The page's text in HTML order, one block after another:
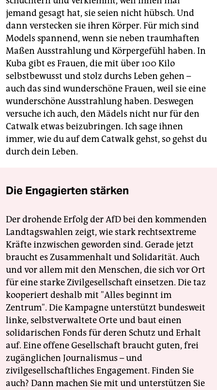
jemand gesagt hat, sie seien nicht hübsch. Und
dann verstecken sie ihren Körper. Für mich sind
Models spannend, wenn sie neben traumhaften
Maßen Ausstrahlung und Körpergefühl haben. In
Kuba gibt es Frauen, die mit über 100 Kilo
selbstbewusst und stolz durchs Leben gehen –
auch das sind wunderschöne Frauen, weil sie eine
wunderschöne Ausstrahlung haben. Deswegen
versuche ich auch, den Mädels nicht nur für den
Catwalk etwas beizubringen. Ich sage ihnen
immer, wie du auf dem Catwalk gehst, so gehst du
durch dein Leben.
Die Engagierten stärken
Der drohende Erfolg der AfD bei den kommenden
Landtagswahlen zeigt, wie stark rechtsextreme
Kräfte inzwischen geworden sind. Gerade jetzt
braucht es Zusammenhalt und Solidarität. Auch
und vor allem mit den Menschen, die sich vor Ort
für eine starke Zivilgesellschaft einsetzen. Die taz
kooperiert deshalb mit "Alles beginnt im
Zentrum". Die Kampagne unterstützt bundesweit
linke, selbstverwaltete Orte und baut einen
solidarischen Fonds für deren Schutz und Erhalt
auf. Eine offene Gesellschaft braucht guten, frei
zugänglichen Journalismus – und
zivilgesellschaftliches Engagement. Finden Sie
auch? Dann machen Sie mit und unterstützen Sie